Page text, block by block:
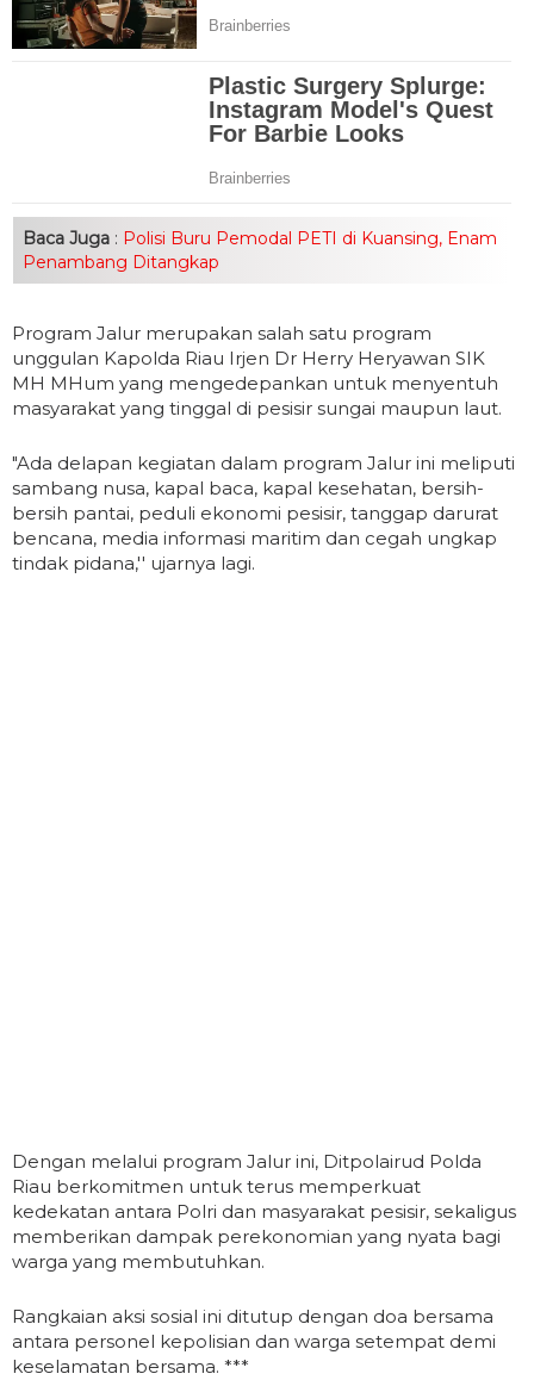
Baca Juga : Polisi Buru Pemodal PETI di Kuansing, Enam
Penambang Ditangkap
Program Jalur merupakan salah satu program
unggulan Kapolda Riau Irjen Dr Herry Heryawan SIK
MH MHum yang mengedepankan untuk menyentuh
masyarakat yang tinggal di pesisir sungai maupun laut.
"Ada delapan kegiatan dalam program Jalur ini meliputi
sambang nusa, kapal baca, kapal kesehatan, bersih-
bersih pantai, peduli ekonomi pesisir, tanggap darurat
bencana, media informasi maritim dan cegah ungkap
tindak pidana,'' ujarnya lagi.
Dengan melalui program Jalur ini, Ditpolairud Polda
Riau berkomitmen untuk terus memperkuat
kedekatan antara Polri dan masyarakat pesisir, sekaligus
memberikan dampak perekonomian yang nyata bagi
warga yang membutuhkan.
Rangkaian aksi sosial ini ditutup dengan doa bersama
antara personel kepolisian dan warga setempat demi
keselamatan bersama. ***